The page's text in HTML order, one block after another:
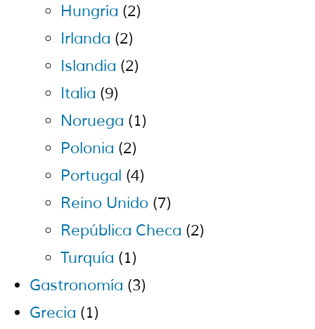
Hungría (2)
Irlanda (2)
Islandia (2)
Italia (9)
Noruega (1)
Polonia (2)
Portugal (4)
Reino Unido (7)
República Checa (2)
Turquía (1)
Gastronomía (3)
Grecia (1)